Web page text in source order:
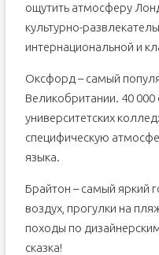
ощутить атмосферу
культурно-
интернациональной и
Оксфорд – самый
Великобритании. 40 000
университетских
специфическую
языка.
Брайтон – самый яркий
воздух, прогулки на
походы по
сказка!